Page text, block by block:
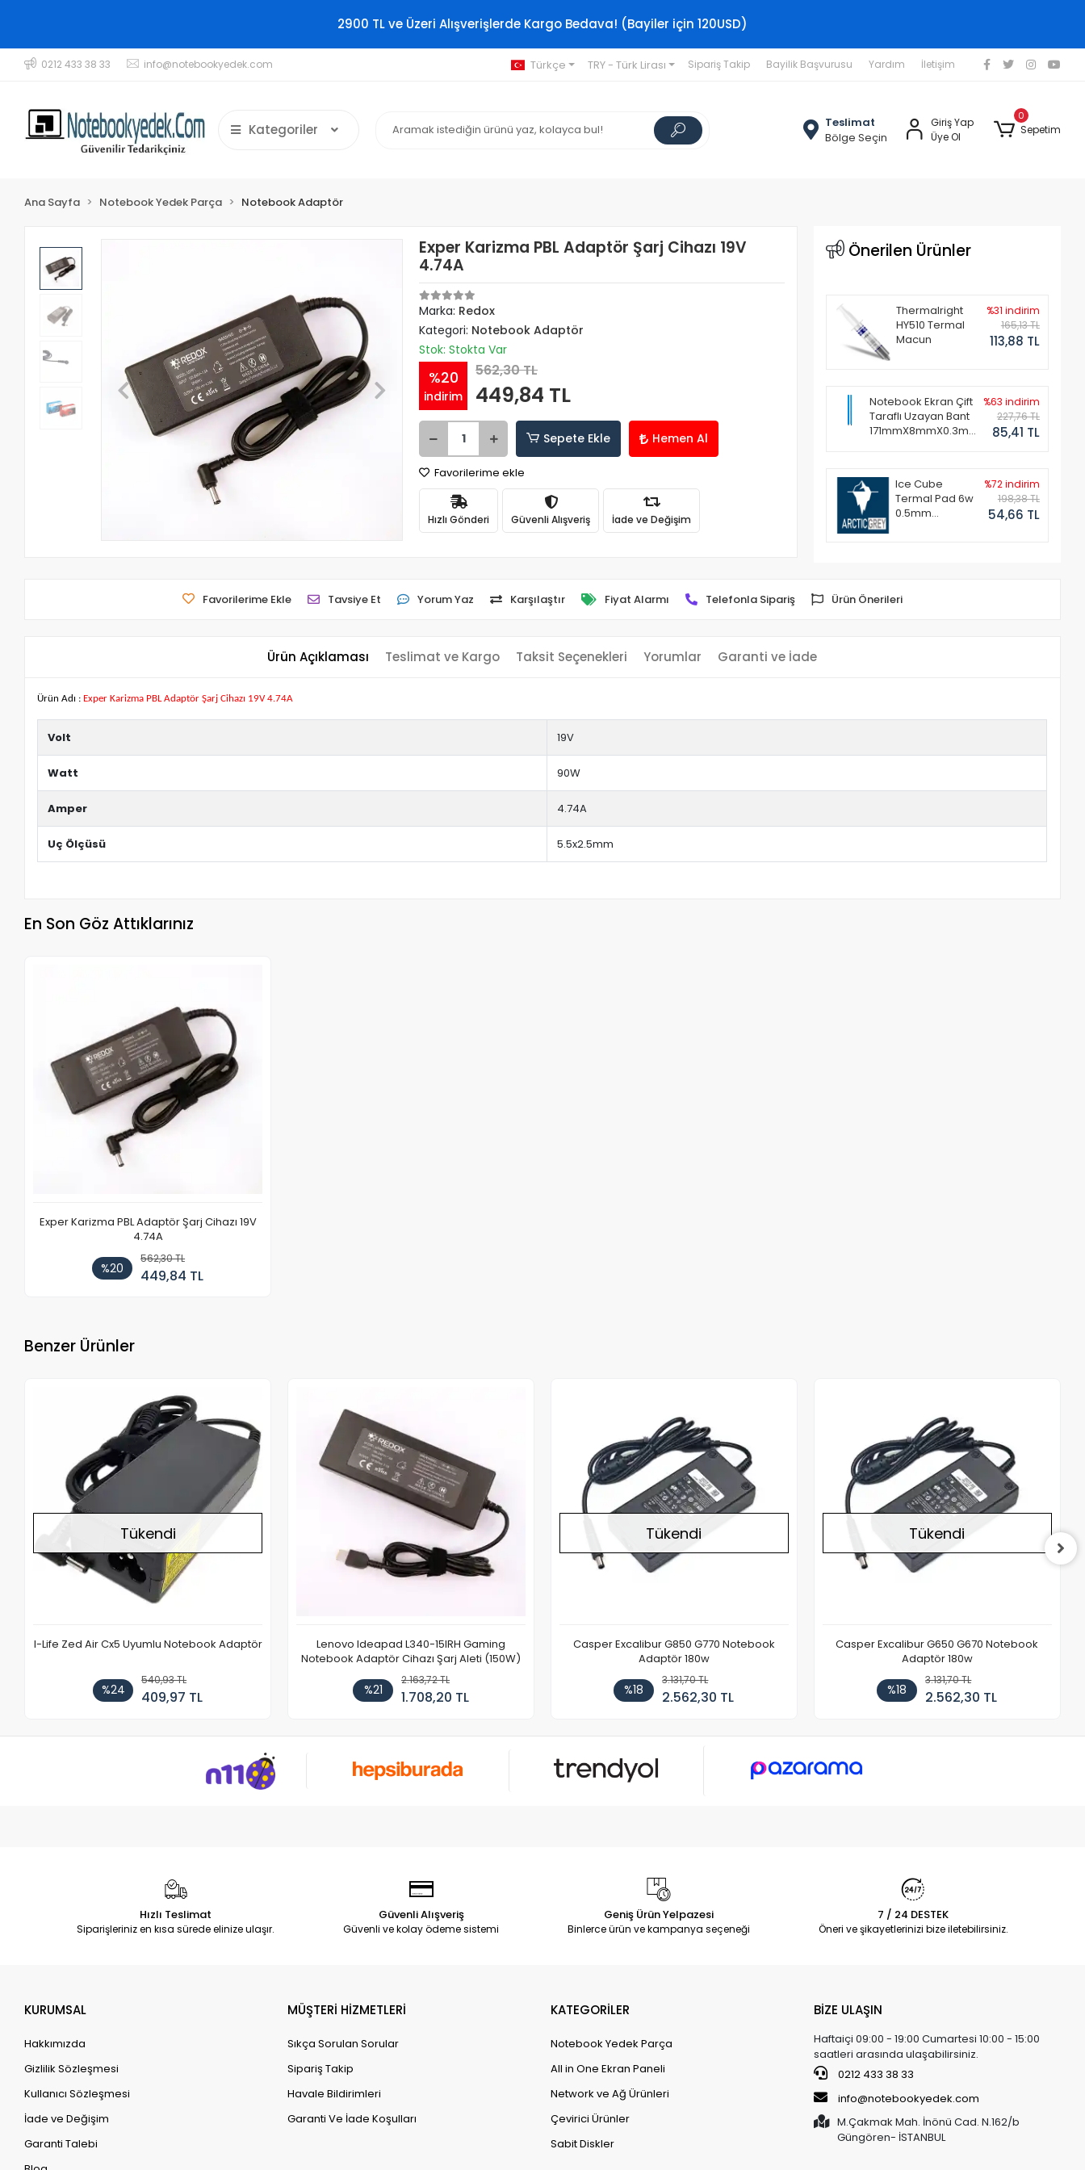
2900 TL ve Üzeri Alışverişlerde Kargo Bedava! (Bayiler için 120USD)
0212 433 38 33 info@notebookyedek.com Türkçe TRY - Türk Lirası Sipariş Takip Bayilik Başvurusu Yardım İletişim
Kategoriler
Teslimat
Bölge Seçin
Giriş Yap
Üye Ol
0
Sepetim
Ana Sayfa Notebook Yedek Parça Notebook Adaptör
Exper Karizma PBL Adaptör Şarj Cihazı 19V
4.74A
Marka: Redox
Kategori: Notebook Adaptör
Stok: Stokta Var
%20
indirim
562,30 TL
449,84 TL
Sepete Ekle Hemen Al
Favorilerime ekle
Hızlı Gönderi Güvenli Alışveriş İade ve Değişim
Önerilen Ürünler
Thermalright
HY510 Termal
Macun
%31 indirim
165,13 TL
113,88 TL
Notebook Ekran Çift
Taraflı Uzayan Bant
171mmX8mmX0.3mm
%63 indirim
227,76 TL
85,41 TL
Ice Cube
Termal Pad 6w
0.5mm
%72 indirim
198,38 TL
54,66 TL
Favorilerime Ekle Tavsiye Et Yorum Yaz Karşılaştır Fiyat Alarmı Telefonla Sipariş Ürün Önerileri
Ürün Açıklaması Teslimat ve Kargo Taksit Seçenekleri Yorumlar Garanti ve İade
Ürün Adı : Exper Karizma PBL Adaptör Şarj Cihazı 19V 4.74A
Volt 19V
Watt 90W
Amper 4.74A
Uç Ölçüsü 5.5x2.5mm
En Son Göz Attıklarınız
Exper Karizma PBL Adaptör Şarj Cihazı 19V
4.74A
%20
562,30 TL
449,84 TL
Benzer Ürünler
Tükendi
I-Life Zed Air Cx5 Uyumlu Notebook Adaptör
%24
540,93 TL
409,97 TL
Lenovo Ideapad L340-15IRH Gaming
Notebook Adaptör Cihazı Şarj Aleti (150W)
%21
2.163,72 TL
1.708,20 TL
Tükendi
Casper Excalibur G850 G770 Notebook
Adaptör 180w
%18
3.131,70 TL
2.562,30 TL
Tükendi
Casper Excalibur G650 G670 Notebook
Adaptör 180w
%18
3.131,70 TL
2.562,30 TL
Hızlı Teslimat
Siparişleriniz en kısa sürede elinize ulaşır.
Güvenli Alışveriş
Güvenli ve kolay ödeme sistemi
Geniş Ürün Yelpazesi
Binlerce ürün ve kampanya seçeneği
7 / 24 DESTEK
Öneri ve şikayetlerinizi bize iletebilirsiniz.
KURUMSAL
Hakkımızda
Gizlilik Sözleşmesi
Kullanıcı Sözleşmesi
İade ve Değişim
Garanti Talebi
MÜŞTERİ HİZMETLERİ
Sıkça Sorulan Sorular
Sipariş Takip
Havale Bildirimleri
Garanti Ve İade Koşulları
KATEGORİLER
Notebook Yedek Parça
All in One Ekran Paneli
Network ve Ağ Ürünleri
Çevirici Ürünler
Sabit Diskler
BİZE ULAŞIN
Haftaiçi 09:00 - 19:00 Cumartesi 10:00 - 15:00
saatleri arasında ulaşabilirsiniz.
0212 433 38 33
info@notebookyedek.com
M.Çakmak Mah. İnönü Cad. N.162/b
Güngören- İSTANBUL